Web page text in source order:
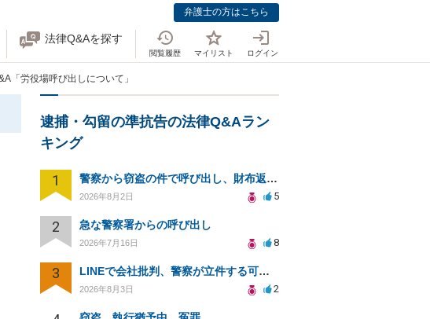
弁護士の方はこちら
法律Q&Aを探す
閲覧履歴 マイリスト ログイン
「労役場呼び出しについて」
逮捕・勾留の準抗告の法律Q&Aラン
キング
1 警察から窃盗の件で呼び出し、財布返却で自首すべきか？
2026年8月2日 5
2 急な警察署からの呼び出し
2026年7月16日 8
3 LINEで会社批判、警察が立件する可能性は？
2026年8月3日 2